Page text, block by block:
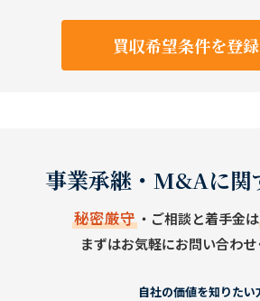
買収希望条件を登
事業承継・M&Aに関
秘密厳守・ご相談と着手金は
まずはお気軽にお問い合わせ
自社の価値を知りたい